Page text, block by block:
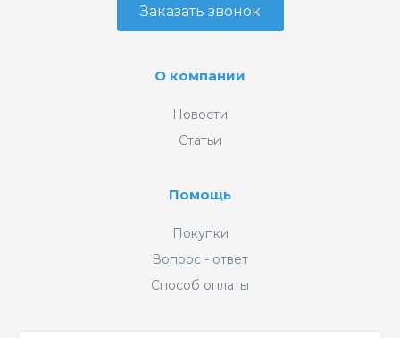
Заказать звонок
О компании
Новости
Статьи
Помощь
Покупки
Вопрос - ответ
Способ оплаты